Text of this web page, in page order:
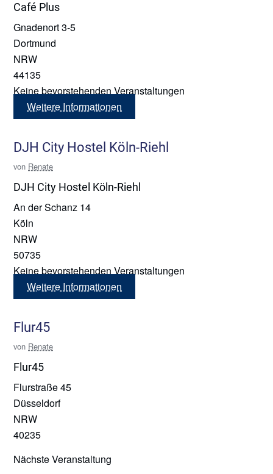
Café Plus
Gnadenort 3-5
Dortmund
NRW
44135
Keine bevorstehenden Veranstaltungen
Weitere Informationen
DJH City Hostel Köln-Riehl
von Renate
DJH City Hostel Köln-Riehl
An der Schanz 14
Köln
NRW
50735
Keine bevorstehenden Veranstaltungen
Weitere Informationen
Flur45
von Renate
Flur45
Flurstraße 45
Düsseldorf
NRW
40235
Nächste Veranstaltung